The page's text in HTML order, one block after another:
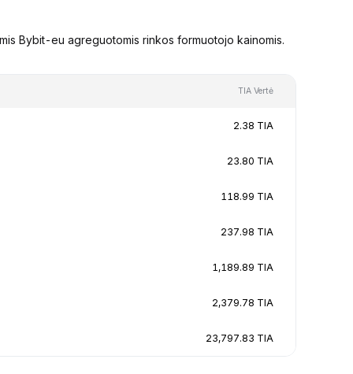
Bybit-eu agreguotomis rinkos formuotojo kainomis.
TIA Vertė
2.38 TIA
23.80 TIA
118.99 TIA
237.98 TIA
1,189.89 TIA
2,379.78 TIA
23,797.83 TIA